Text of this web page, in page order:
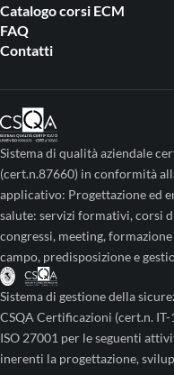
Catalogo corsi ECM
FAQ
Contatti
Sistema di qualità aziendale
(cert.n.87660) in conformità
applicativo: Progettazione ed
salute: servizi formativi, corsi
congressi, meeting,
campo, predisposizione e
Sistema di gestione della
CSQA Certificazioni (cert.n.
ISO 27001 per le seguenti
inerenti la progettazione,